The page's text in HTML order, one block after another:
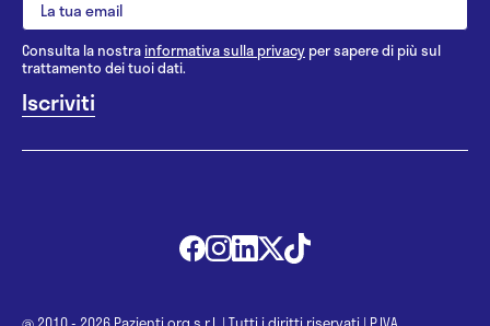
Consulta la nostrainformativa sulla privacy per sapere di più sul
trattamento dei tuoi dati.